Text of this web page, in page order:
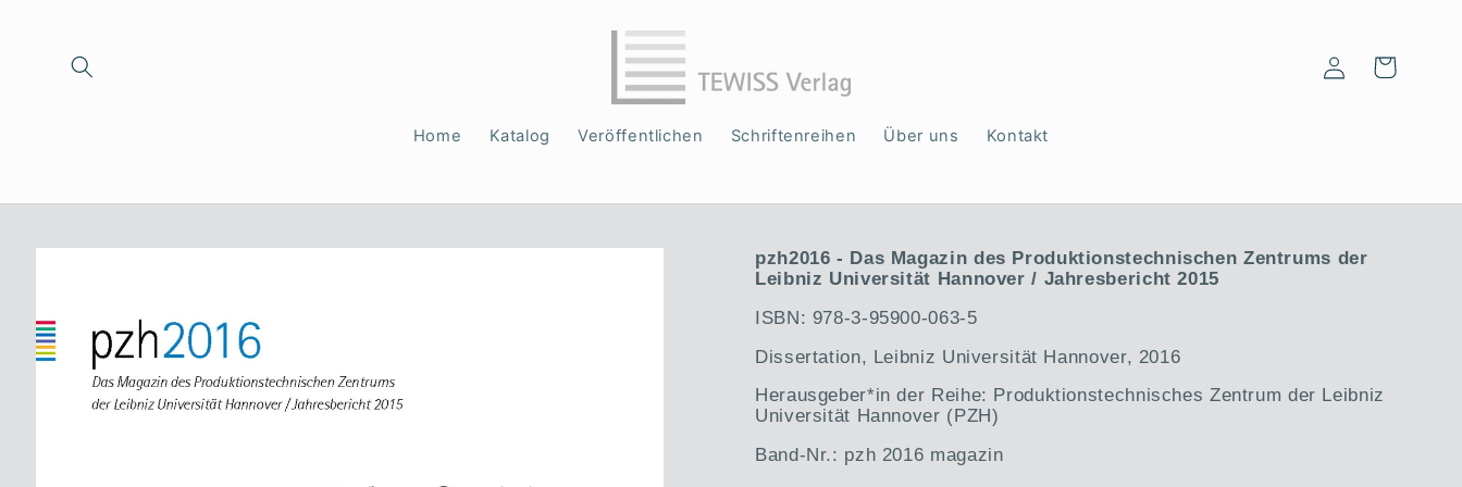
Home Katalog Veröffentlichen Schriftenreihen Über uns Kontakt
EinloggenWarenkorb
Zu
pzh2016 - Das Magazin des Produktionstechnischen Zentrums der
Leibniz Universität Hannover / Jahresbericht 2015
ISBN: 978-3-95900-063-5
Dissertation, Leibniz Universität Hannover, 2016
Herausgeber*in der Reihe: Produktionstechnisches Zentrum der Leibniz
Universität Hannover (PZH)
Band-Nr.: pzh 2016 magazin